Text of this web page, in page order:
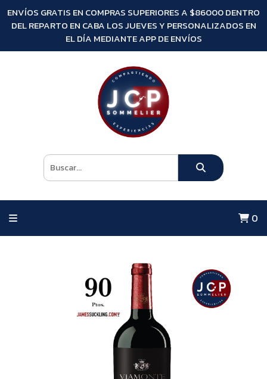
ENVÍOS GRATIS EN COMPRAS SUPERIORES A $86000 DENTRO
DEL REPARTO EN CABA LOS JUEVES Y PERSONALIZADOS EN
EL DÍA MEDIANTE APP DE ENVÍOS
0